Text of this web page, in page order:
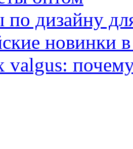
по дизайну
новинки
почему